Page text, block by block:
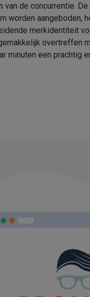
van de concurrentie.
worden aangeboden,
merkidentiteit
overtreffen
minuten een prachtig